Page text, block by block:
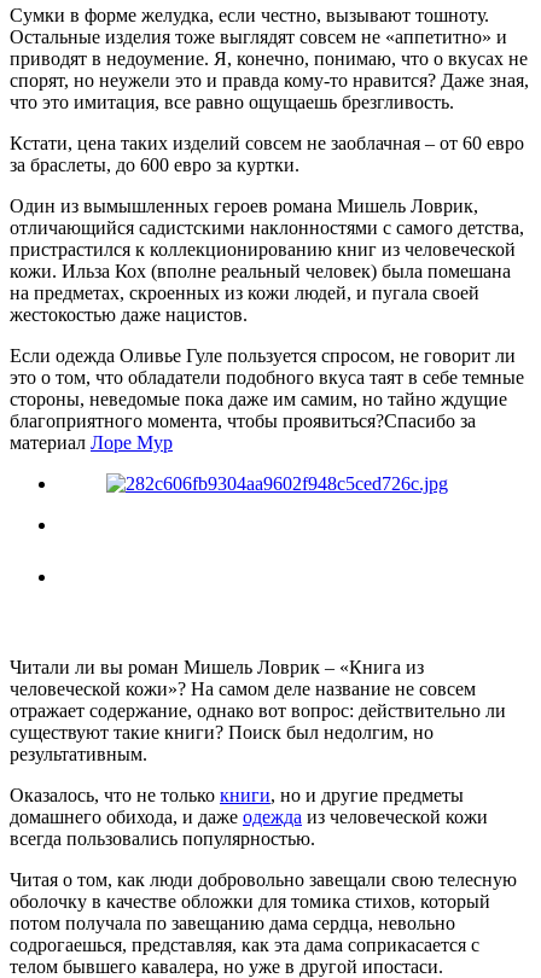
Сумки в форме желудка, если честно, вызывают тошноту.
Остальные изделия тоже выглядят совсем не «аппетитно» и
приводят в недоумение. Я, конечно, понимаю, что о вкусах не
спорят, но неужели это и правда кому-то нравится? Даже зная,
что это имитация, все равно ощущаешь брезгливость.
Кстати, цена таких изделий совсем не заоблачная – от 60 евро
за браслеты, до 600 евро за куртки.
Один из вымышленных героев романа Мишель Ловрик,
отличающийся садистскими наклонностями с самого детства,
пристрастился к коллекционированию книг из человеческой
кожи. Ильза Кох (вполне реальный человек) была помешана
на предметах, скроенных из кожи людей, и пугала своей
жестокостью даже нацистов.
Если одежда Оливье Гуле пользуется спросом, не говорит ли
это о том, что обладатели подобного вкуса таят в себе темные
стороны, неведомые пока даже им самим, но тайно ждущие
благоприятного момента, чтобы проявиться?Спасибо за
материал Лоре Мур
Читали ли вы роман Мишель Ловрик – «Книга из
человеческой кожи»? На самом деле название не совсем
отражает содержание, однако вот вопрос: действительно ли
существуют такие книги? Поиск был недолгим, но
результативным.
Оказалось, что не только книги, но и другие предметы
домашнего обихода, и даже одежда из человеческой кожи
всегда пользовались популярностью.
Читая о том, как люди добровольно завещали свою телесную
оболочку в качестве обложки для томика стихов, который
потом получала по завещанию дама сердца, невольно
содрогаешься, представляя, как эта дама соприкасается с
телом бывшего кавалера, но уже в другой ипостаси.